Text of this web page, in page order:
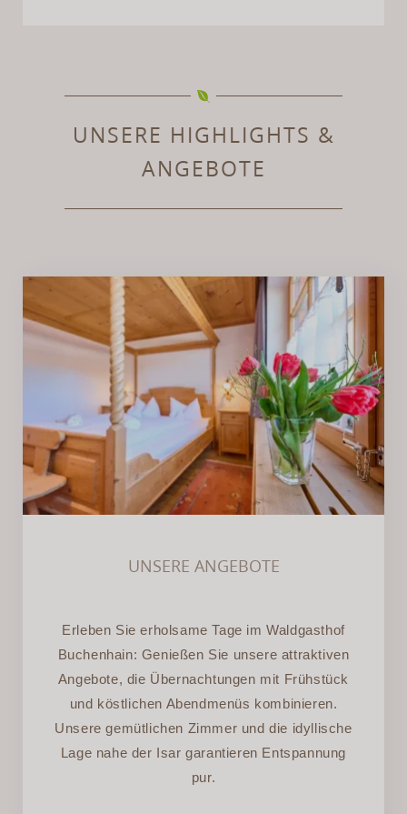
UNSERE HIGHLIGHTS &
ANGEBOTE
UNSERE ANGEBOTE
UNSERE ANGEBOTE
Erleben Sie erholsame Tage im Waldgasthof
Buchenhain: Genießen Sie unsere attraktiven
Angebote, die Übernachtungen mit Frühstück
und köstlichen Abendmenüs kombinieren.
Unsere gemütlichen Zimmer und die idyllische
Lage nahe der Isar garantieren Entspannung
pur.